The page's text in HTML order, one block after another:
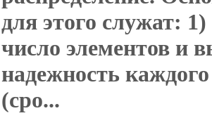
для этого служат:
число элементов и
надежность
(сро...